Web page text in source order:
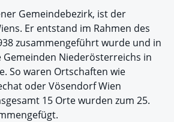
Gemeindebezirk, ist der
Er entstand im Rahmen des
zusammengeführt wurde und in
Gemeinden Niederösterreichs in
So waren Ortschaften wie
oder Vösendorf Wien
15 Orte wurden zum 25.